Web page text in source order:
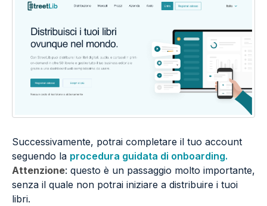
SL Store
Contact
Successivamente, potrai completare il tuo account
seguendo la procedura guidata di onboarding.
Attenzione: questo è un passaggio molto importante,
senza il quale non potrai iniziare a distribuire i tuoi
libri.